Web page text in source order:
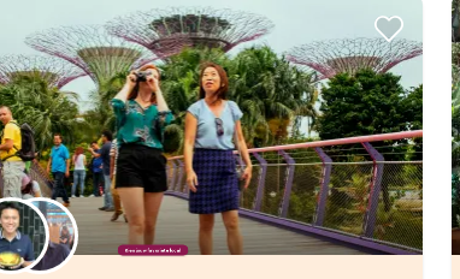
Kies jouw favoriete local